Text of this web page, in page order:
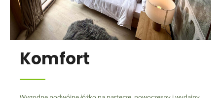
Komfort